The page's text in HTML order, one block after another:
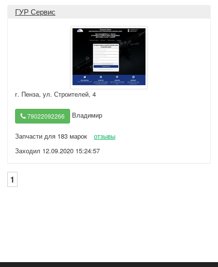
ГУР Сервис
г. Пенза, ул. Строителей, 4
79022092266 Владимир
Запчасти для 183 марок
отзывы
Заходил 12.09.2020 15:24:57
1